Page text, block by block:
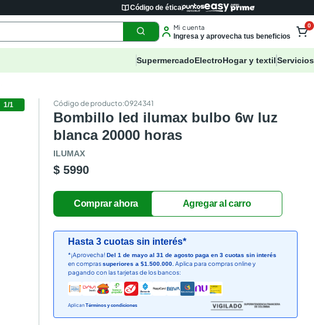
Código de ética
Mi cuenta
Ingresa y aprovecha tus beneficios
0
SupermercadoElectroHogar y textilServicios
1/1 :0924341
Bombillo led ilumax bulbo 6w luz
blanca 20000 horas
ILUMAX
$ 5990
Hasta 3 cuotas sin interés*
*¡Aprovecha!Del 1 de mayo al 31 de agosto paga en 3 cuotas sin interés
en comprassuperiores a $1.500.000. Aplica para compras online y
pagando con las tarjetas de los bancos:
Aplican Términos y condiciones